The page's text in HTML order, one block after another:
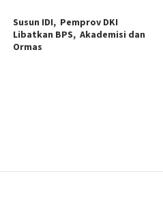
Susun IDI, Pemprov DKI
Libatkan BPS, Akademisi dan
Ormas